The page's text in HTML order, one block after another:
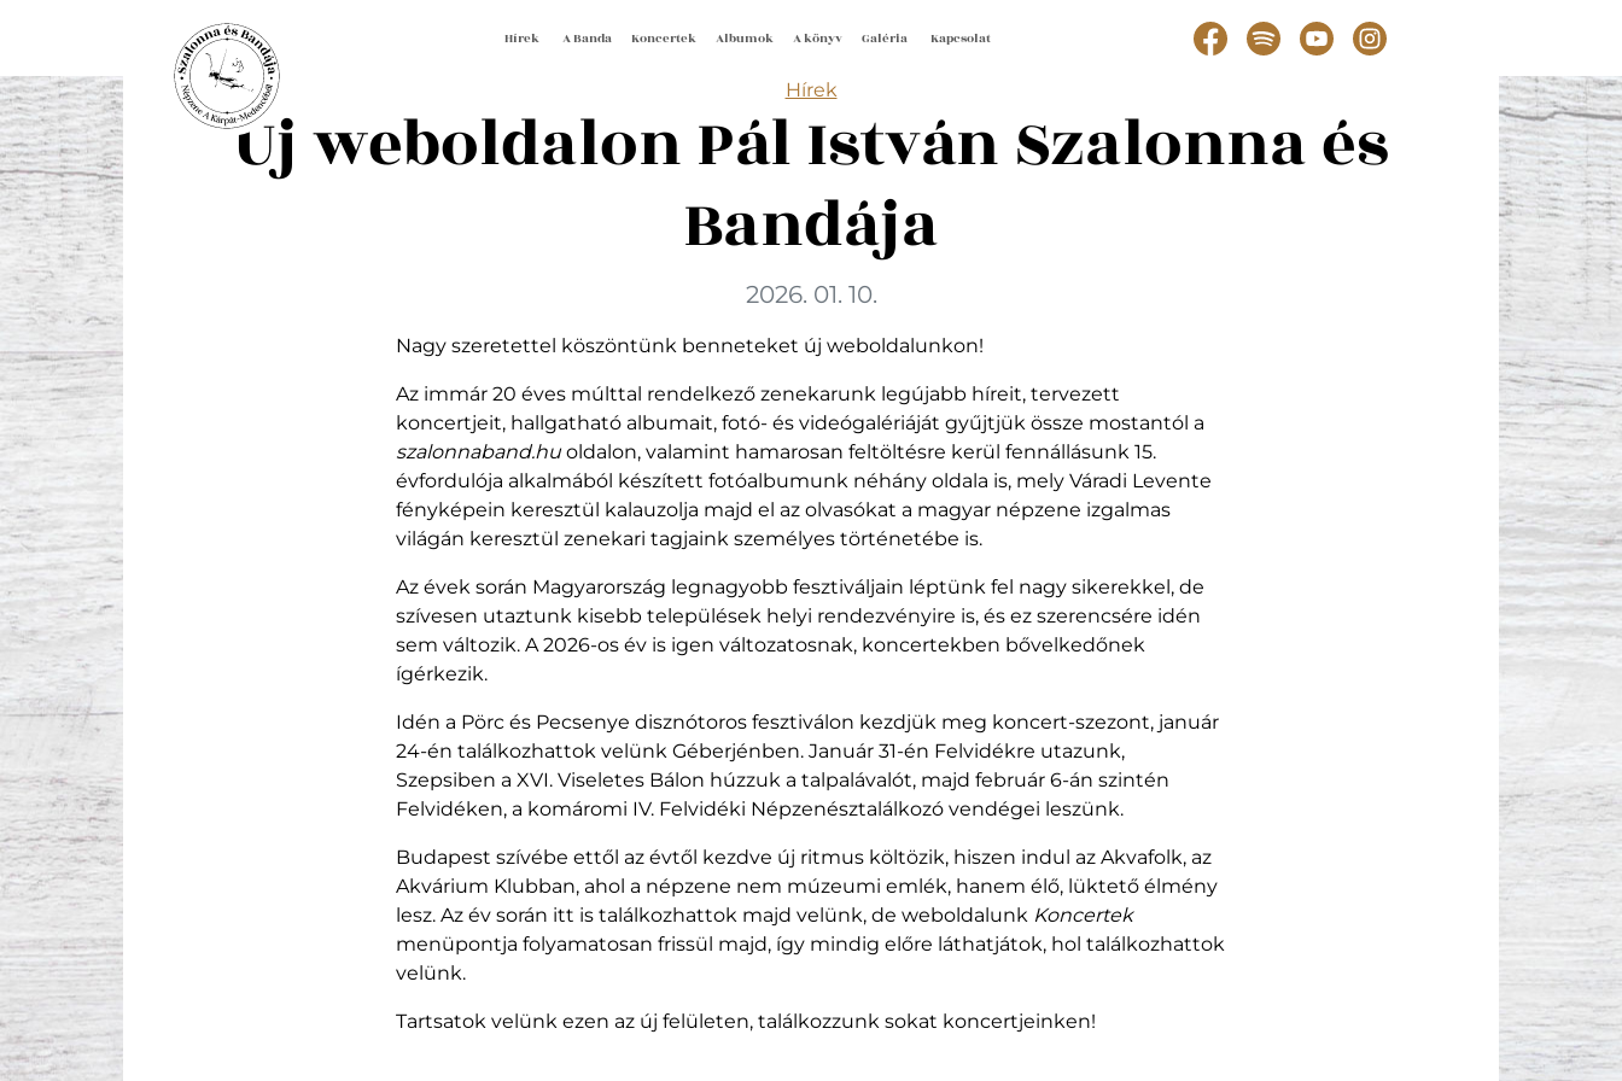
Hírek A Banda Koncertek Albumok A könyv Galéria Kapcsolat
Categories
Hírek
Új weboldalon Pál István Szalonna és
Bandája
2026. 01. 10.
Nagy szeretettel köszöntünk benneteket új weboldalunkon!
Az immár 20 éves múlttal rendelkező zenekarunk legújabb híreit, tervezett
koncertjeit, hallgatható albumait, fotó- és videógalériáját gyűjtjük össze mostantól a
szalonnaband.hu oldalon, valamint hamarosan feltöltésre kerül fennállásunk 15.
évfordulója alkalmából készített fotóalbumunk néhány oldala is, mely Váradi Levente
fényképein keresztül kalauzolja majd el az olvasókat a magyar népzene izgalmas
világán keresztül zenekari tagjaink személyes történetébe is.
Az évek során Magyarország legnagyobb fesztiváljain léptünk fel nagy sikerekkel, de
szívesen utaztunk kisebb települések helyi rendezvényire is, és ez szerencsére idén
sem változik. A 2026-os év is igen változatosnak, koncertekben bővelkedőnek
ígérkezik.
Idén a Pörc és Pecsenye disznótoros fesztiválon kezdjük meg koncert-szezont, január
24-én találkozhattok velünk Géberjénben. Január 31-én Felvidékre utazunk,
Szepsiben a XVI. Viseletes Bálon húzzuk a talpalávalót, majd február 6-án szintén
Felvidéken, a komáromi IV. Felvidéki Népzenésztalálkozó vendégei leszünk.
Budapest szívébe ettől az évtől kezdve új ritmus költözik, hiszen indul az Akvafolk, az
Akvárium Klubban, ahol a népzene nem múzeumi emlék, hanem élő, lüktető élmény
lesz. Az év során itt is találkozhattok majd velünk, de weboldalunk Koncertek
menüpontja folyamatosan frissül majd, így mindig előre láthatjátok, hol találkozhattok
velünk.
Tartsatok velünk ezen az új felületen, találkozzunk sokat koncertjeinken!